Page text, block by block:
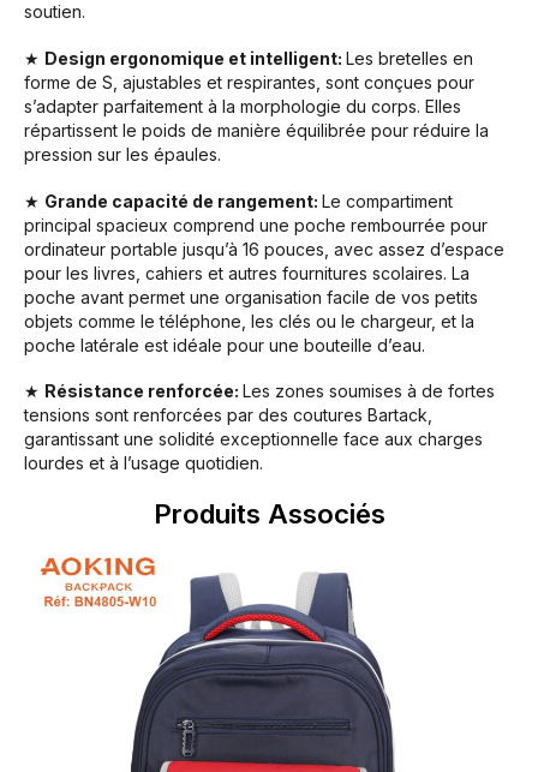
soutien.
★ Design ergonomique et intelligent: Les bretelles en
forme de S, ajustables et respirantes, sont conçues pour
s’adapter parfaitement à la morphologie du corps. Elles
répartissent le poids de manière équilibrée pour réduire la
pression sur les épaules.
★ Grande capacité de rangement: Le compartiment
principal spacieux comprend une poche rembourrée pour
ordinateur portable jusqu’à 16 pouces, avec assez d’espace
pour les livres, cahiers et autres fournitures scolaires. La
poche avant permet une organisation facile de vos petits
objets comme le téléphone, les clés ou le chargeur, et la
poche latérale est idéale pour une bouteille d’eau.
★ Résistance renforcée: Les zones soumises à de fortes
tensions sont renforcées par des coutures Bartack,
garantissant une solidité exceptionnelle face aux charges
lourdes et à l’usage quotidien.
Produits Associés